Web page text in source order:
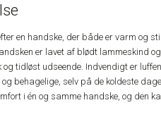
en handske, der både er varm og
er lavet af blødt lammeskind
og tidløst udseende. Indvendigt er
behagelige, selv på de koldeste
i én og samme handske, og den